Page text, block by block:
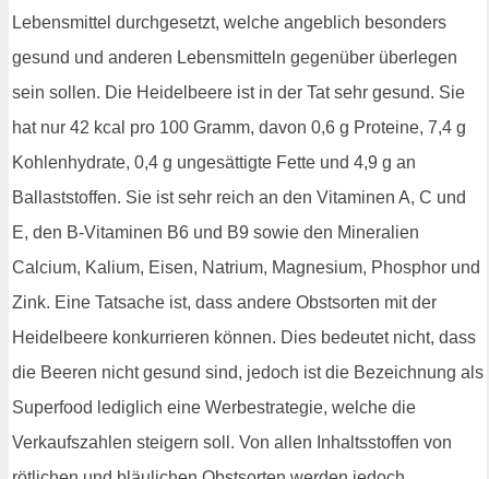
Lebensmittel durchgesetzt, welche angeblich besonders
gesund und anderen Lebensmitteln gegenüber überlegen
sein sollen. Die Heidelbeere ist in der Tat sehr gesund. Sie
hat nur 42 kcal pro 100 Gramm, davon 0,6 g Proteine, 7,4 g
Kohlenhydrate, 0,4 g ungesättigte Fette und 4,9 g an
Ballaststoffen. Sie ist sehr reich an den Vitaminen A, C und
E, den B-Vitaminen B6 und B9 sowie den Mineralien
Calcium, Kalium, Eisen, Natrium, Magnesium, Phosphor und
Zink. Eine Tatsache ist, dass andere Obstsorten mit der
Heidelbeere konkurrieren können. Dies bedeutet nicht, dass
die Beeren nicht gesund sind, jedoch ist die Bezeichnung als
Superfood lediglich eine Werbestrategie, welche die
Verkaufszahlen steigern soll. Von allen Inhaltsstoffen von